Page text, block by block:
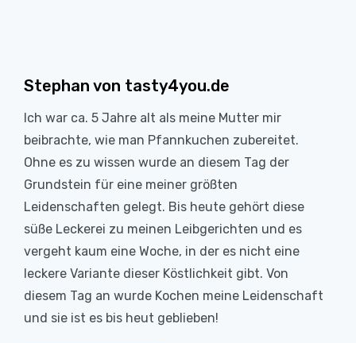
Stephan von tasty4you.de
Ich war ca. 5 Jahre alt als meine Mutter mir
beibrachte, wie man Pfannkuchen zubereitet.
Ohne es zu wissen wurde an diesem Tag der
Grundstein für eine meiner größten
Leidenschaften gelegt. Bis heute gehört diese
süße Leckerei zu meinen Leibgerichten und es
vergeht kaum eine Woche, in der es nicht eine
leckere Variante dieser Köstlichkeit gibt. Von
diesem Tag an wurde Kochen meine Leidenschaft
und sie ist es bis heut geblieben!